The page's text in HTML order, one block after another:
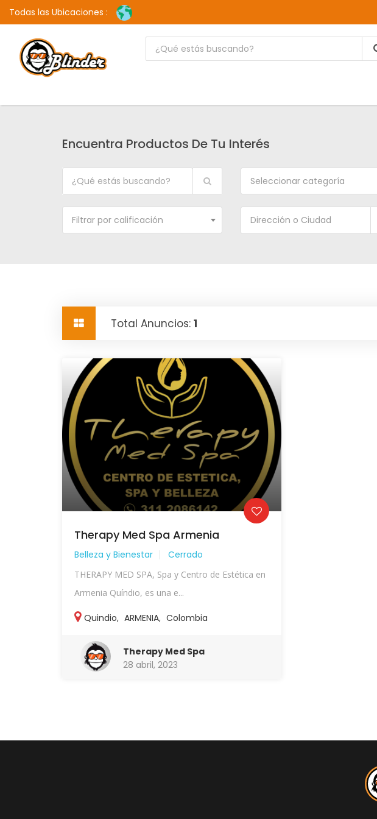
Todas las Ubicaciones :
Encuentra Productos De Tu Interés
Seleccionar categoría
Filtrar por calificación
Total Anuncios: 1
Therapy Med Spa Armenia
Belleza y Bienestar Cerrado
THERAPY MED SPA, Spa y Centro de Estética en
Armenia Quíndio, es una e...
Quindio, ARMENIA, Colombia
Therapy Med Spa
28 abril, 2023